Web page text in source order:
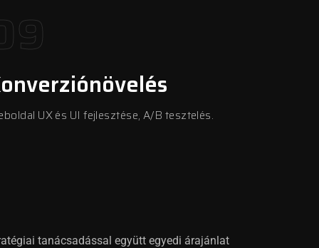
UX és UI fejlesztése, A/B tesztelés.
tanácsadással együtt egyedi árajánlat